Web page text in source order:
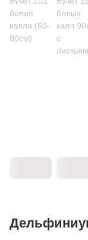
белая
калла (60-
80см)
белых
калл
с